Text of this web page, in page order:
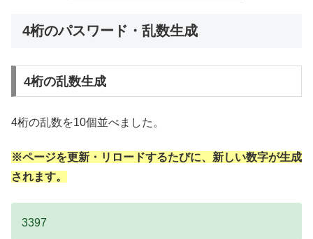
4桁のパスワード・乱数生成
4桁の乱数生成
4桁の乱数を10個並べました。
※ページを更新・リロードするたびに、新しい数字が生成
されます。
3397